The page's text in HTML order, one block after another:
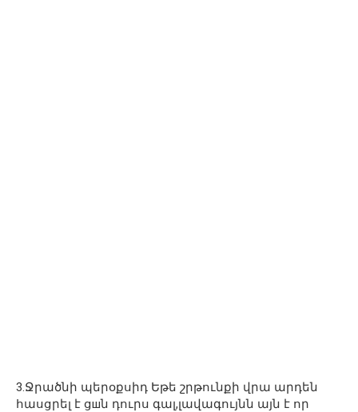
3.Ջրածնի պերօքսիդ Եթե շրթունքի վրա արդեն
հասցրել է ցшն դուրս գալ,լավագույնն այն է որ